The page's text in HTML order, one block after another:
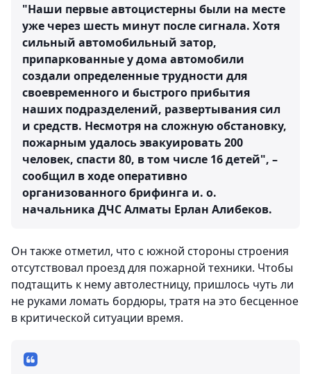
"Наши первые автоцистерны были на месте
уже через шесть минут после сигнала. Хотя
сильный автомобильный затор,
припаркованные у дома автомобили
создали определенные трудности для
своевременного и быстрого прибытия
наших подразделений, развертывания сил
и средств. Несмотря на сложную обстановку,
пожарным удалось эвакуировать 200
человек, спасти 80, в том числе 16 детей", –
сообщил в ходе оперативно
организованного брифинга и. о.
начальника ДЧС Алматы Ерлан Алибеков.
Он также отметил, что с южной стороны строения
отсутствовал проезд для пожарной техники. Чтобы
подтащить к нему автолестницу, пришлось чуть ли
не руками ломать бордюры, тратя на это бесценное
в критической ситуации время.